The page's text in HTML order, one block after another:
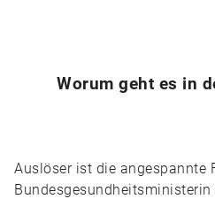
Worum geht es in
Auslöser ist die angespannte